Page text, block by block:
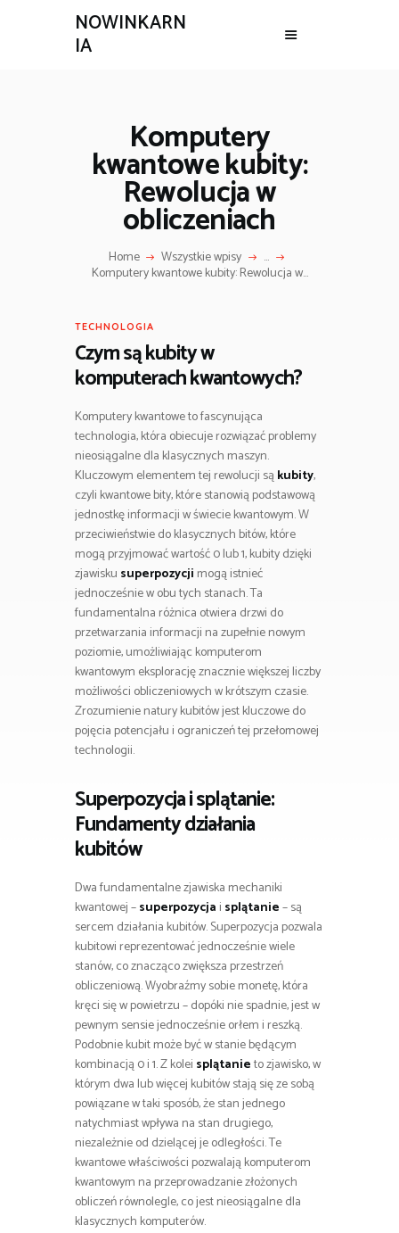
NOWINKARN
IA
Komputery
kwantowe kubity:
Rewolucja w
obliczeniach
Home Wszystkie wpisy ...
Komputery kwantowe kubity: Rewolucja w...
TECHNOLOGIA
Czym są kubity w
komputerach kwantowych?
Komputery kwantowe to fascynująca
technologia, która obiecuje rozwiązać problemy
nieosiągalne dla klasycznych maszyn.
Kluczowym elementem tej rewolucji sąkubity,
czyli kwantowe bity, które stanowią podstawową
jednostkę informacji w świecie kwantowym. W
przeciwieństwie do klasycznych bitów, które
mogą przyjmować wartość 0 lub 1, kubity dzięki
zjawisku superpozycji mogą istnieć
jednocześnie w obu tych stanach. Ta
fundamentalna różnica otwiera drzwi do
przetwarzania informacji na zupełnie nowym
poziomie, umożliwiając komputerom
kwantowym eksplorację znacznie większej liczby
możliwości obliczeniowych w krótszym czasie.
Zrozumienie natury kubitów jest kluczowe do
pojęcia potencjału i ograniczeń tej przełomowej
technologii.
Superpozycja i splątanie:
Fundamenty działania
kubitów
Dwa fundamentalne zjawiska mechaniki
kwantowej –superpozycja i splątanie– są
sercem działania kubitów. Superpozycja pozwala
kubitowi reprezentować jednocześnie wiele
stanów, co znacząco zwiększa przestrzeń
obliczeniową. Wyobraźmy sobie monetę, która
kręci się w powietrzu – dopóki nie spadnie, jest w
pewnym sensie jednocześnie orłem i reszką.
Podobnie kubit może być w stanie będącym
kombinacją 0 i 1. Z kolei splątanieto zjawisko, w
którym dwa lub więcej kubitów stają się ze sobą
powiązane w taki sposób, że stan jednego
natychmiast wpływa na stan drugiego,
niezależnie od dzielącej je odległości. Te
kwantowe właściwości pozwalają komputerom
kwantowym na przeprowadzanie złożonych
obliczeń równolegle, co jest nieosiągalne dla
klasycznych komputerów.